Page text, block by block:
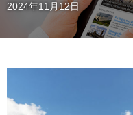
2024年11月12日